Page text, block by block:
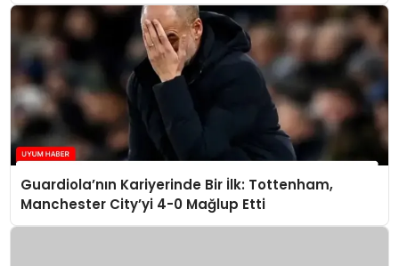
Guardiola’nın Kariyerinde Bir İlk: Tottenham,
Manchester City’yi 4-0 Mağlup Etti